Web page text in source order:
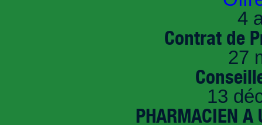
4
Contrat de
27
13
PHARMACIEN A